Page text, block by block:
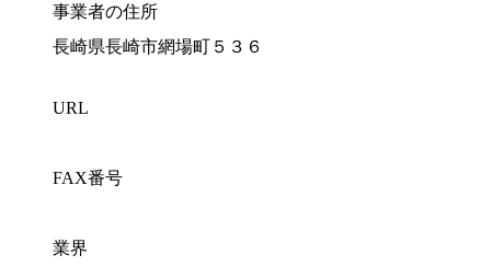
事業者の住所
長崎県長崎市網場町５３６
URL
FAX番号
業界